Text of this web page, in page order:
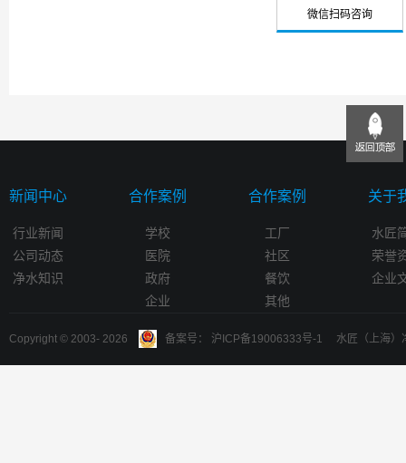
新闻中心
行业新闻
公司动态
净水知识
合作案例
学校
医院
政府
企业
合作案例
工厂
社区
餐饮
其他
关于
水匠
荣誉
企业
Copyright © 2003- 2026 备案号： 沪ICP备19006333号-1 水匠（上海）
微信扫码咨询